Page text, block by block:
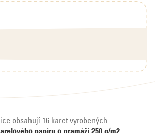
obsahují 16 karet vyrobených